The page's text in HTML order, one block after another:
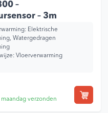
–
– 3m
Elektrische
Watergedragen
Vloerverwarming
verzonden